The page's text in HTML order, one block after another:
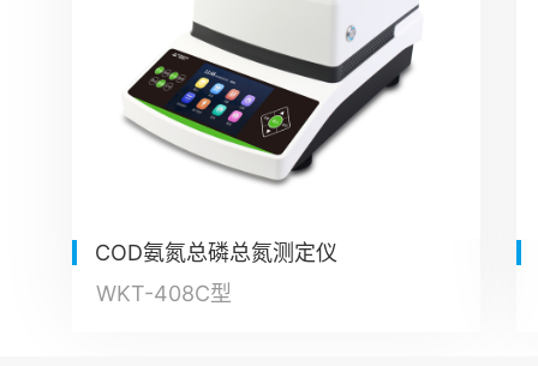
COD氨氮总磷总氮测定仪
WKT-408C型